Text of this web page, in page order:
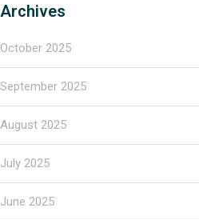
Archives
October 2025
September 2025
August 2025
July 2025
June 2025